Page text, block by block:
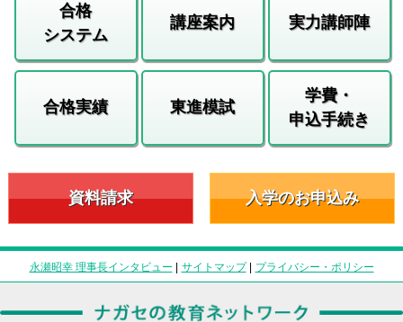
合格
システム
講座案内 実力講師陣
合格実績 東進模試
学費・
申込手続き
資料請求 入学のお申込み
永瀬昭幸 理事長インタビュー | サイトマップ| プライバシー・ポリシー